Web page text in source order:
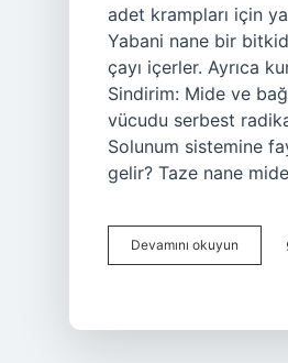
adet krampları için
Yabani nane bir
çayı içerler. Ayrıca
Sindirim: Mide ve
vücudu serbest
Solunum sistemine
gelir? Taze nane
Devamını okuyun
Nane